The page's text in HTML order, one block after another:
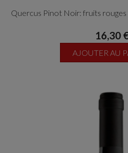
Quercus Pinot Noir: fruits rouges
agneau
16,30
AJOUTER AU